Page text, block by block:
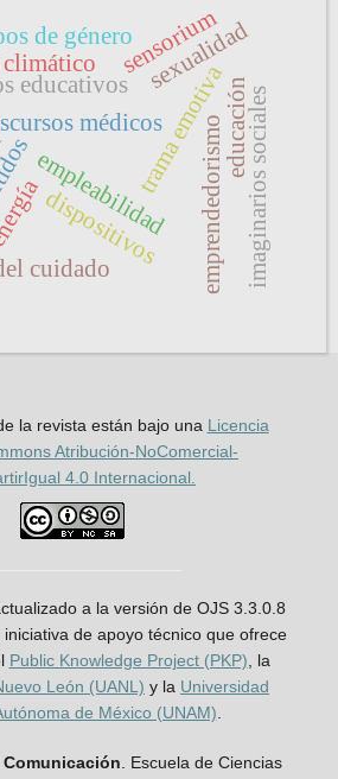
médicos
educativostrama emotiva
empleabilidad emprendedorismo
dispositivos
sexualidad
educación
sensorium
de género
imaginarios sociales
cuidado
la revista están bajo una Licencia
Atribución-NoComercial-
4.0 Internacional.
a la versión de OJS 3.3.0.8
de apoyo técnico que ofrece
Public Knowledge Project (PKP), la
León (UANL) y la Universidad
de México (UNAM).
. Escuela de Ciencias